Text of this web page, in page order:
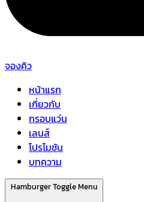
จองคิว
หน้าแรก
เกี่ยวกับ
กรอบแว่น
เลนส์
โปรโมชัน
บทความ
Hamburger Toggle Menu